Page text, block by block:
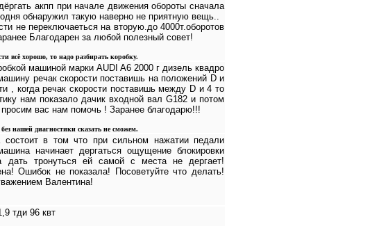
акпп при начале движения обороты сначала
обнаружил такую наверно не приятную вещь..
не переключаеться на вторую.до 4000т.оборотов
Благодарен за любой полезный совет!
всё хорошо, то надо разбирать коробку.
машиной марки AUDI A6 2000 г дизель квадро
речак скорости поставишь на положений D и
, когда речак скорости поставишь между D и 4 то
нам показало дачик входной вал G182 и потом
вас нам помочь ! Заранее благодарю!!!
нашей диагностики сказать не сможем.
состоит в том что при сильном нажатии педали
начинает дергаться ощущение блокировки
тронуться ей самой с места не дергает!
Ошибок не показала! Посоветуйте что делать!
Валентина!
тди 96 квт